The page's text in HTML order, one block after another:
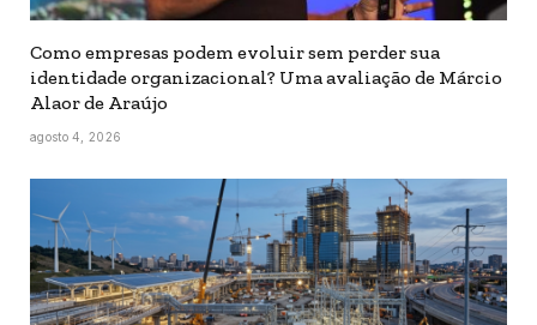
Como empresas podem evoluir sem perder sua
identidade organizacional? Uma avaliação de Márcio
Alaor de Araújo
agosto 4, 2026